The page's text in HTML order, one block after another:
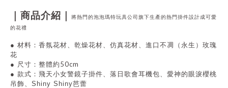
｜商品介紹｜ 將熱門的泡泡瑪特玩具公司旗下生產的熱門掛件設計成可愛
的花禮
● 材料：香氛花材、乾燥花材、仿真花材、 進口 不凋（永生） 玫瑰
花
● 尺寸：整體約 50cm
● 款式：飛天小女警鏡子掛件、落日歌會耳機包、愛神的眼淚櫻桃
吊飾、 Shiny Shiny芭蕾